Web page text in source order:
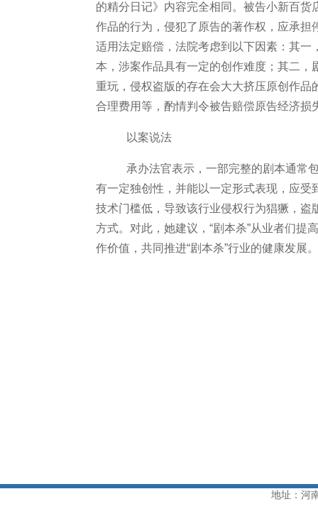
的精分日记》内容完全相同。被告小新百
作品的行为，侵犯了原告的著作权，应承
适用法定赔偿，法院考虑到以下因素：其
本，涉案作品具有一定的创作难度；其二，
重玩，侵权盗版的存在会大大挤压原创作
合理费用等，酌情判令被告赔偿原告经济损
以案说法
承办法官表示，一部完整的剧本通常
有一定独创性，并能以一定形式表现，应受
技术门槛低，导致该行业侵权行为猖獗，
方式。对此，她建议，“剧本杀”从业者们提
作价值，共同推进“剧本杀”行业的健康发展。
地址：河